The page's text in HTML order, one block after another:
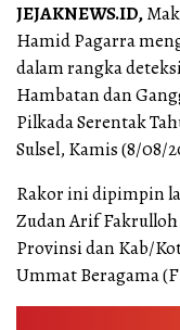
JEJAKNEWS.ID,
Hamid Pagarra
dalam rangka
Hambatan dan
Pilkada Serentak
Sulsel, Kamis (8/08/
Rakor ini dipimpin
Zudan Arif
Provinsi dan Kab/
Ummat Beragama